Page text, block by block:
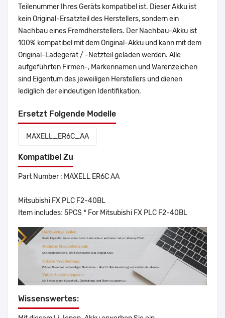
Teilenummer Ihres Geräts kompatibel ist. Dieser Akku ist
kein Original-Ersatzteil des Herstellers, sondern ein
Nachbau eines Fremdherstellers. Der Nachbau-Akku ist
100% kompatibel mit dem Original-Akku und kann mit dem
Original-Ladegerät / -Netzteil geladen werden. Alle
aufgeführten Firmen-, Markennamen und Warenzeichen
sind Eigentum des jeweiligen Herstellers und dienen
lediglich der eindeutigen Identifikation.
Ersetzt Folgende Modelle
MAXELL_ER6C_AA
Kompatibel Zu
Part Number : MAXELL ER6C AA
Mitsubishi FX PLC F2-40BL
Item includes: 5PCS * For Mitsubishi FX PLC F2-40BL
Wissenswertes: